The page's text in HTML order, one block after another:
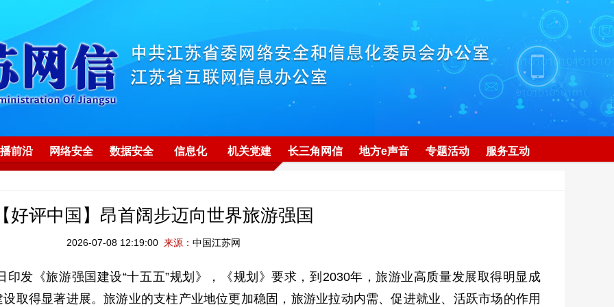
前沿 网络安全 数据安全 信息化 机关党建 长三角网信 地方e声音 专题活动 服务互动
好评中国】昂首阔步迈向世界旅游强国
2026-07-08 12:19:00 来源： 中国江苏网
《旅游强国建设“十五五”规划》，《规划》要求，到2030年，旅游业高质量发展取得明显成
取得显著进展。旅游业的支柱产业地位更加稳固，旅游业拉动内需、促进就业、活跃市场的作用